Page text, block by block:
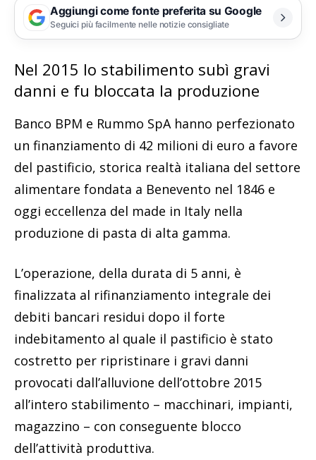
Aggiungi come fonte preferita su Google
Seguici più facilmente nelle notizie consigliate
Nel 2015 lo stabilimento subì gravi
danni e fu bloccata la produzione
Banco BPM e Rummo SpA hanno perfezionato
un finanziamento di 42 milioni di euro a favore
del pastificio, storica realtà italiana del settore
alimentare fondata a Benevento nel 1846 e
oggi eccellenza del made in Italy nella
produzione di pasta di alta gamma.
L’operazione, della durata di 5 anni, è
finalizzata al rifinanziamento integrale dei
debiti bancari residui dopo il forte
indebitamento al quale il pastificio è stato
costretto per ripristinare i gravi danni
provocati dall’alluvione dell’ottobre 2015
all’intero stabilimento – macchinari, impianti,
magazzino – con conseguente blocco
dell’attività produttiva.